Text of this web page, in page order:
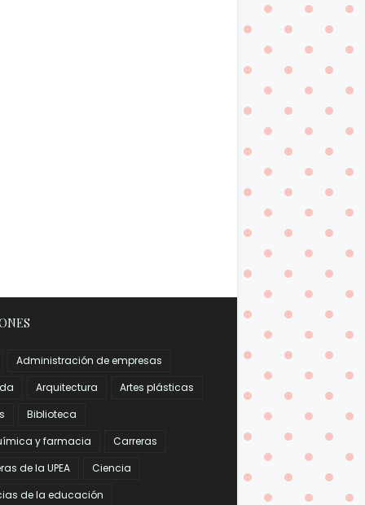
Administración de empresas
Arquitectura
Artes plásticas
Biblioteca
y farmacia
Carreras
de la UPEA
Ciencia
de la educación